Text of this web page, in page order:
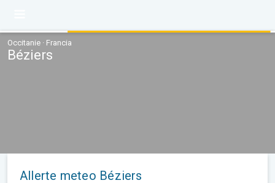
Occitanie · Francia
Béziers
Allerte meteo Béziers